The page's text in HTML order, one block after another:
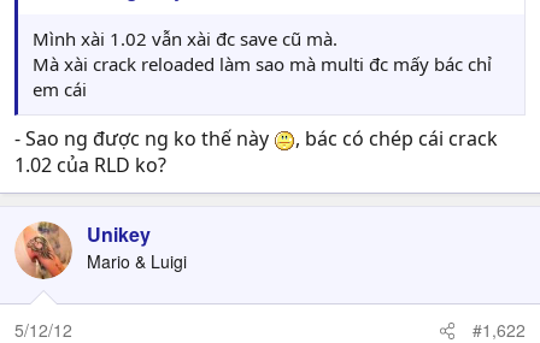
Mình xài 1.02 vẫn xài đc save cũ mà.
Mà xài crack reloaded làm sao mà multi đc mấy bác chỉ
em cái
- Sao ng được ng ko thế này
, bác có chép cái crack
1.02 của RLD ko?
Unikey
Mario & Luigi
5/12/12 #1,622